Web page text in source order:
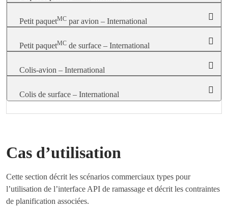
Petit paquetMC par avion – International
Petit paquetMC de surface – International
Colis-avion – International
Colis de surface – International
Cas d’utilisation
Cette section décrit les scénarios commerciaux types pour
l’utilisation de l’interface API de ramassage et décrit les contraintes
de planification associées.